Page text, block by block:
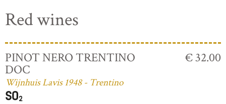
Red wines
PINOT NERO TRENTINO
DOC
Wijnhuis Lavis 1948 - Trentino
€ 32.00